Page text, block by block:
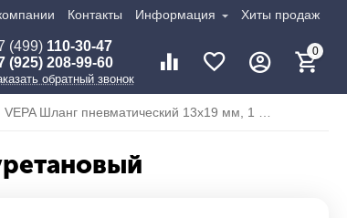
Контакты Информация Хиты продаж
(499)110-30-47
(925) 208-99-60
обратный звонок
0